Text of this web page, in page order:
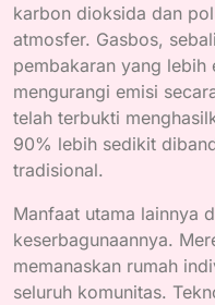
karbon dioksida dan
atmosfer. Gasbos,
pembakaran yang lebih
mengurangi emisi
telah terbukti
90% lebih sedikit
tradisional.
Manfaat utama lainnya
keserbagunaannya.
memanaskan rumah
seluruh komunitas.